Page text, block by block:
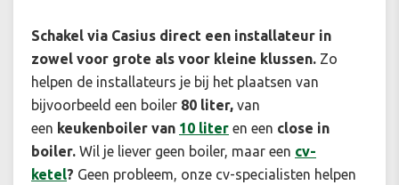
Schakel via Casius direct een installateur in
zowel voor grote als voor kleine klussen. Zo
helpen de installateurs je bij het plaatsen van
bijvoorbeeld een boiler 80 liter, van
een keukenboiler van 10 liter en een close in
boiler. Wil je liever geen boiler, maar een cv-
ketel? Geen probleem, onze cv-specialisten helpen